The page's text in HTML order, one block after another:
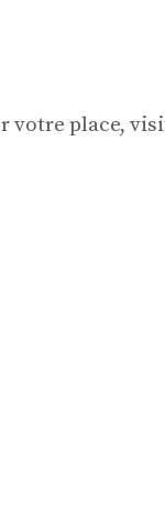
votre place,